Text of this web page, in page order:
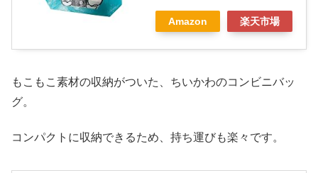
Amazon 楽天市場
もこもこ素材の収納がついた、ちいかわのコンビニバッ
グ。
コンパクトに収納できるため、持ち運びも楽々です。